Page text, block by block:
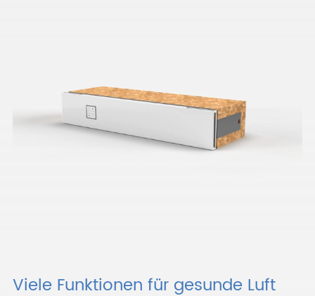
Viele Funktionen für gesunde Luft